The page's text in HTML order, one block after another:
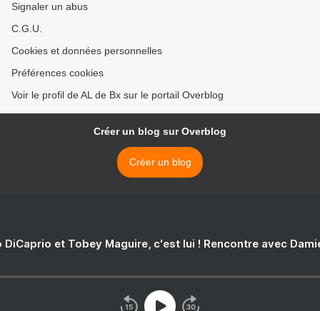
Signaler un abus
C.G.U.
Cookies et données personnelles
Préférences cookies
Voir le profil de AL de Bx sur le portail Overblog
Créer un blog sur Overblog
Créer un blog
DiCaprio et Tobey Maguire, c'est lui ! Rencontre avec